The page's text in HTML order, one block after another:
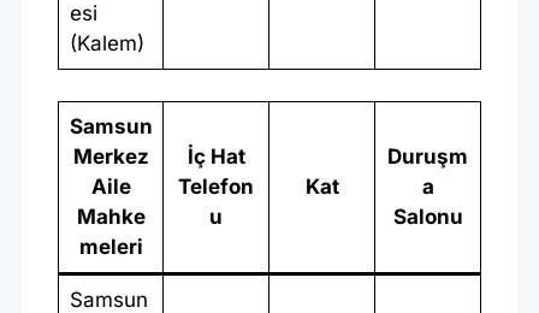
esi
(Kalem)
Samsun
Merkez
Aile
Mahke
meleri
İç Hat
Telefon
u
Kat
Duruşm
a
Salonu
Samsun